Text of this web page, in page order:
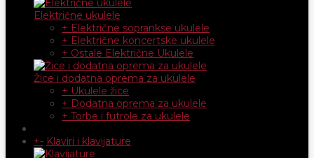
Električne ukulele
+ Električne soprankse ukulele
+ Električne koncertske ukulele
+ Ostale Električne Ukulele
Žice i dodatna oprema za ukulele
+ Ukulele žice
+ Dodatna oprema za ukulele
+ Torbe i futrole za ukulele
+- Klaviri i klavijature